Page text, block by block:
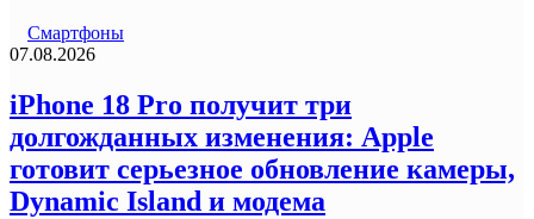
Смартфоны
07.08.2026
iPhone 18 Pro получит три
долгожданных изменения: Apple
готовит серьезное обновление камеры,
Dynamic Island и модема